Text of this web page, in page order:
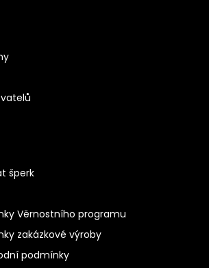
šperk
Věrnostního programu
zakázkové výroby
podmínky